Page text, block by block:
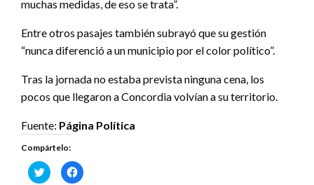
muchas medidas, de eso se trata”.
Entre otros pasajes también subrayó que su gestión
“nunca diferenció a un municipio por el color político”.
Tras la jornada no estaba prevista ninguna cena, los
pocos que llegaron a Concordia volvían a su territorio.
Fuente: Página Política
Compártelo:
Haz
clic
Haz
clic